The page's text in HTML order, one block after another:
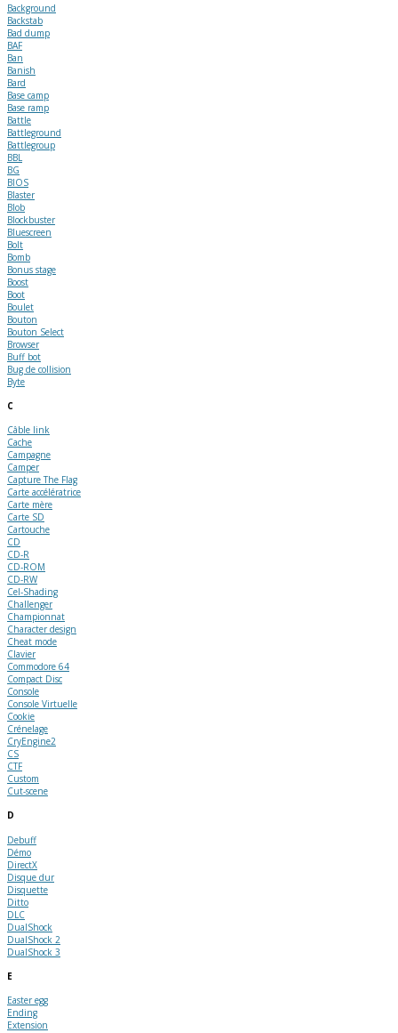
Background
Backstab
Bad dump
BAF
Ban
Banish
Bard
Base camp
Base ramp
Battle
Battleground
Battlegroup
BBL
BG
BIOS
Blaster
Blob
Blockbuster
Bluescreen
Bolt
Bomb
Bonus stage
Boost
Boot
Boulet
Bouton
Bouton Select
Browser
Buff bot
Bug de collision
Byte
C
Câble link
Cache
Campagne
Camper
Capture The Flag
Carte accélératrice
Carte mère
Carte SD
Cartouche
CD
CD-R
CD-ROM
CD-RW
Cel-Shading
Challenger
Championnat
Character design
Cheat mode
Clavier
Commodore 64
Compact Disc
Console
Console Virtuelle
Cookie
Crénelage
CryEngine2
CS
CTF
Custom
Cut-scene
D
Debuff
Démo
DirectX
Disque dur
Disquette
Ditto
DLC
DualShock
DualShock 2
DualShock 3
E
Easter egg
Ending
Extension